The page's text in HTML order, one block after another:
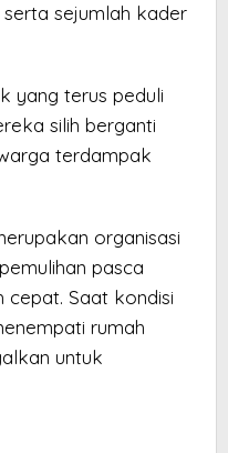
sejumlah kader
yang terus peduli
silih berganti
terdampak
organisasi
pasca
cepat. Saat kondisi
rumah
untuk